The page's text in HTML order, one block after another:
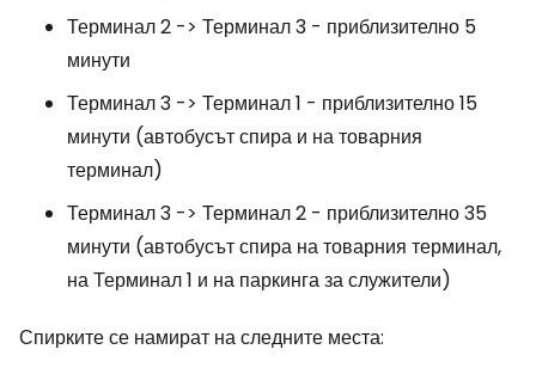
Терминал 2 -> Терминал 3 - приблизително 5
минути
Терминал 3 -> Терминал 1 - приблизително 15
минути (автобусът спира и на товарния
терминал)
Терминал 3 -> Терминал 2 - приблизително 35
минути (автобусът спира на товарния терминал,
на Терминал 1 и на паркинга за служители)
Спирките се намират на следните места: